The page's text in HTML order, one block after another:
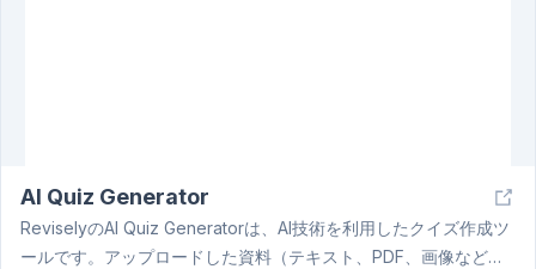
AI Quiz Generator
ReviselyのAI Quiz Generatorは、AI技術を利用したクイズ作成ツ
ールです。アップロードした資料（テキスト、PDF、画像など）